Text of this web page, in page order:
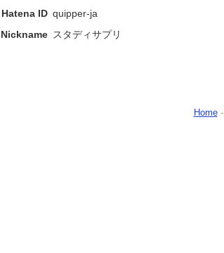
Hatena ID quipper-ja
Nickname スタディサプリ
Home-